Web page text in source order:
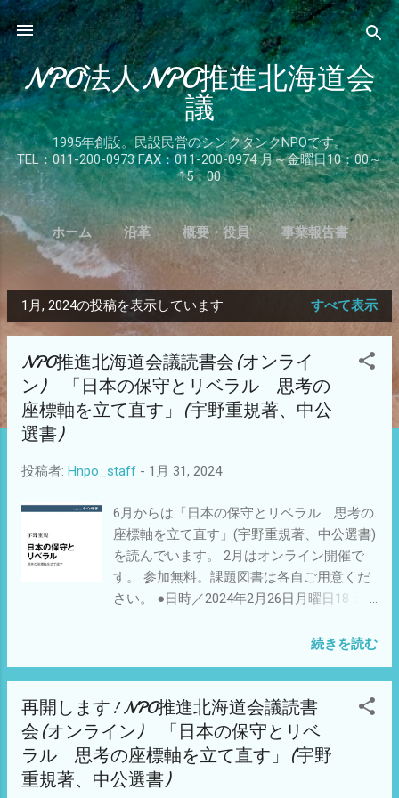
スキップしてメイン コンテンツに移動
NPO法人NPO推進北海道会
議
1995年創設。民設民営のシンクタンクNPOです。
TEL：011-200-0973 FAX：011-200-0974 月～金曜日10：00～
15：00
ホーム 沿革 概要・役員 事業報告書
入会のご案内 関係団体リンク もっと見る…
お問合せ
投
1月, 2024の投稿を表示しています すべて表示
NPO推進北海道会議読書会(オンライ
ン) 「日本の保守とリベラル 思考の
座標軸を立て直す」(宇野重規著、中公
選書)
投稿者: Hnpo_staff - 1月 31, 2024
6月からは「日本の保守とリベラル 思考の
座標軸を立て直す」(宇野重規著、中公選書)
を読んでいます。 2月はオンライン開催で
す。 参加無料。課題図書は各自ご用意くだ
さい。 ●日時／2024年2月26日月曜日18：00
だ方には、当日または前日にZoomのリンク
リベラル 思考の座標軸を立て直す」(宇野
重規著、中公選書) https://onl.la/LDx8XCG 電
子書籍として購入できます。 ●お申込み・
お問合せ／NPO推進北海道会議 メール
info@hnposc.net TEL：011-200-0973
FAX：011-200-0974 ホームページ
続きを読む
再開します! NPO推進北海道会議読書
会(オンライン) 「日本の保守とリベ
ラル 思考の座標軸を立て直す」(宇野
重規著、中公選書)